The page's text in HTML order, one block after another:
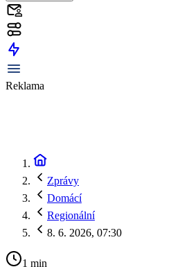
Reklama
Zprávy
Domácí
Regionální
8. 6. 2026, 07:30
1 min